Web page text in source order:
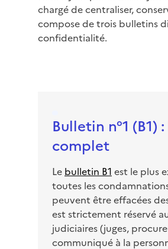
chargé de centraliser,
compose de trois bulletins
confidentialité.
Bulletin n°1 (B1)
complet
Le bulletin B1 est le plus
toutes les
peuvent être effacées
est strictement réservé
judiciaires (juges,
communiqué à la